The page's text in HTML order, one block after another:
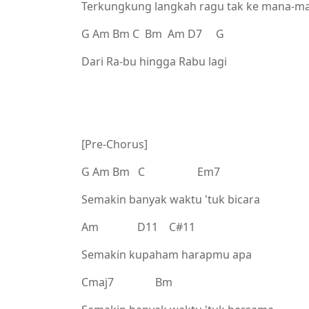
Terkungkung langkah ragu tak ke mana-
G Am Bm C Bm Am D7 G
Dari Ra-bu hingga Rabu lagi
[Pre-Chorus]
G Am Bm C Em7
Semakin banyak waktu 'tuk bicara
Am D11 C#11
Semakin kupaham harapmu apa
Cmaj7 Bm